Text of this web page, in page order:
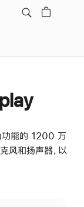
功能的 1200 万
风和扬声器，以